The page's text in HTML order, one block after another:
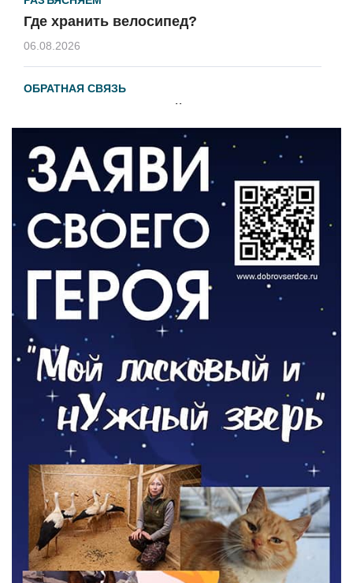
Где хранить велосипед?
06.08.2026
ОБРАТНАЯ СВЯЗЬ
Администрация онлайн
ВЛАСТЬ
День памяти и «Симфония народов»
06.08.2026
Новый настил на экотропе
05.08.2026